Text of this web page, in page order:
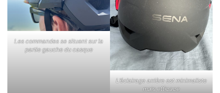
Les commandes se situent sur la
partie gauche du casque
L’éclairage arrière est minimaliste
mais efficace